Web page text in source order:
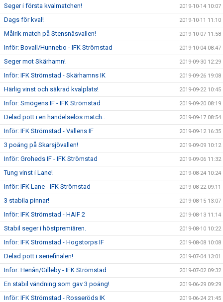
Seger i första kvalmatchen! 2019-10-14 10:07
Dags för kval! 2019-10-11 11:10
Målrik match på Stensnäsvallen! 2019-10-07 11:58
Inför: Bovall/Hunnebo - IFK Strömstad 2019-10-04 08:47
Seger mot Skärhamn! 2019-09-30 12:29
Inför: IFK Strömstad - Skärhamns IK 2019-09-26 19:08
Härlig vinst och säkrad kvalplats! 2019-09-22 10:45
Inför: Smögens IF - IFK Strömstad 2019-09-20 08:19
Delad pott i en händelselös match.. 2019-09-17 08:54
Inför: IFK Strömstad - Vallens IF 2019-09-12 16:35
3 poäng på Skarsjövallen! 2019-09-09 10:12
Inför: Groheds IF - IFK Strömstad 2019-09-06 11:32
Tung vinst i Lane! 2019-08-24 10:24
Inför: IFK Lane - IFK Strömstad 2019-08-22 09:11
3 stabila pinnar! 2019-08-15 13:07
Inför: IFK Strömstad - HAIF 2 2019-08-13 11:14
Stabil seger i höstpremiären. 2019-08-10 10:22
Inför: IFK Strömstad - Hogstorps IF 2019-08-08 10:08
Delad pott i seriefinalen! 2019-07-04 13:01
Inför: Henån/Gilleby - IFK Strömstad 2019-07-02 09:32
En stabil vändning som gav 3 poäng! 2019-06-29 09:29
Inför: IFK Strömstad - Rosseröds IK 2019-06-24 21:45